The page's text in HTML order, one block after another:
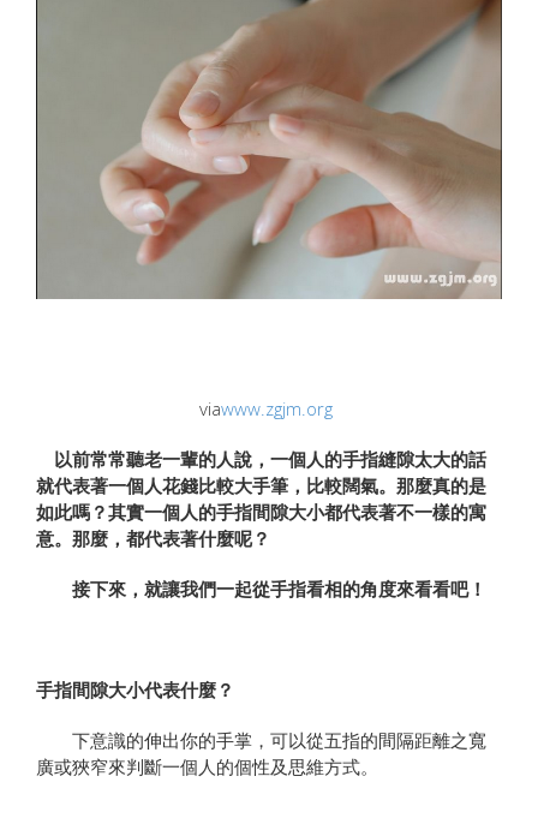
viawww.zgjm.org
以前常常聽老一輩的人說，一個人的手指縫隙太大的話
就代表著一個人花錢比較大手筆，比較闊氣。那麼真的是
如此嗎？其實一個人的手指間隙大小都代表著不一樣的寓
意。那麼，都代表著什麼呢？
接下來，就讓我們一起從手指看相的角度來看看吧！
手指間隙大小代表什麼？
下意識的伸出你的手掌，可以從五指的間隔距離之寬
廣或狹窄來判斷一個人的個性及思維方式。